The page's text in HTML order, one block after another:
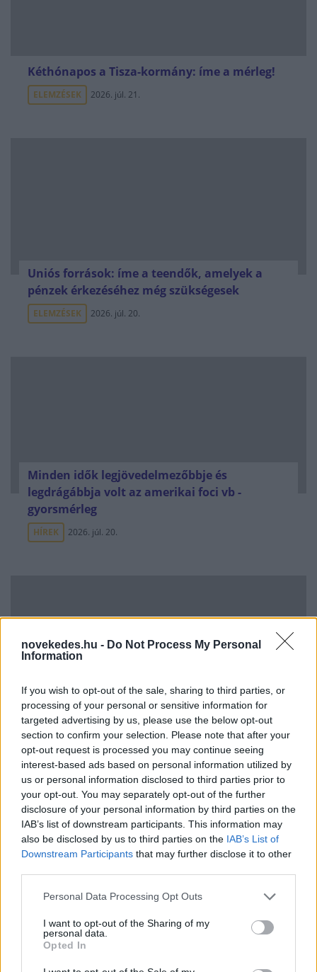
novekedes.hu - Do Not Process My Personal
Information
If you wish to opt-out of the sale, sharing to third parties, or
processing of your personal or sensitive information for
targeted advertising by us, please use the below opt-out
section to confirm your selection. Please note that after your
opt-out request is processed you may continue seeing
interest-based ads based on personal information utilized by
us or personal information disclosed to third parties prior to
your opt-out. You may separately opt-out of the further
disclosure of your personal information by third parties on the
IAB’s list of downstream participants. This information may
also be disclosed by us to third parties on the IAB’s List of
Downstream Participants that may further disclose it to other
Please note that this website/app uses one or more Google
not limited to your visit or usage behaviour. You may click to
grant or deny consent to Google and its third-party tags to
use your data for below specified purposes in below Google
consent section.
Personal Data Processing Opt Outs
I want to opt-out of the Sharing of my
personal data.
Opted In
Kéthónapos a Tisza-kormány: íme a mérleg!
ELEMZÉSEK 2026. júl. 21.
Uniós források: íme a teendők, amelyek a
pénzek érkezéséhez még szükségesek
ELEMZÉSEK 2026. júl. 20.
Minden idők legjövedelmezőbbje és
legdrágábbja volt az amerikai foci vb -
gyorsmérleg
HÍREK 2026. júl. 20.
Mi lett Alain Delon vagyonával? Adóhatósági
csavar a sztoriban
HÍREK 2026. júl. 19.
FRISS HÍREK
Már esik az eső a Duna egyes vízgyűjtő
területein, nőtt a vízszint Paksnál